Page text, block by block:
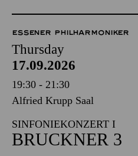
ESSENER PHILHARMONIKER
Thursday
17.09.2026
19:30 - 21:30
Alfried Krupp Saal
SINFONIEKONZERT I
BRUCKNER 3